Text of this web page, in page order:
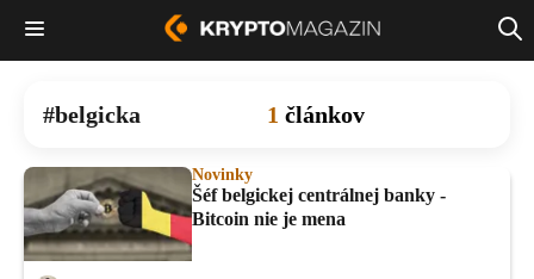
belgicka 1 článkov
Novinky
Šéf belgickej centrálnej banky -
Bitcoin nie je mena